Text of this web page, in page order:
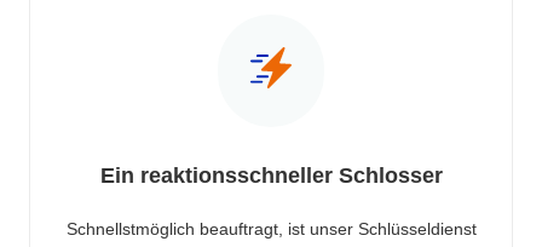
Ein reaktionsschneller Schlosser
Schnellstmöglich beauftragt, ist unser Schlüsseldienst